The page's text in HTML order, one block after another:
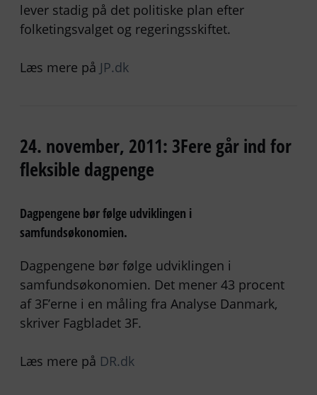
lever stadig på det politiske plan efter
folketingsvalget og regeringsskiftet.
Læs mere på JP.dk
24. november, 2011: 3Fere går ind for
fleksible dagpenge
Dagpengene bør følge udviklingen i
samfundsøkonomien.
Dagpengene bør følge udviklingen i
samfundsøkonomien. Det mener 43 procent
af 3F’erne i en måling fra Analyse Danmark,
skriver Fagbladet 3F.
Læs mere på DR.dk